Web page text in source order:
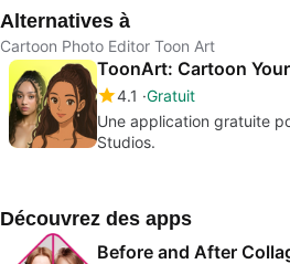
Alternatives à
Cartoon Photo Editor Toon Art
ToonArt: Cartoon
4.1 Gratuit
Une application gratuite
Studios.
Découvrez des apps
Before and After